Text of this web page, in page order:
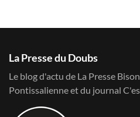
La Presse du Doubs
Le blog d'actu de La Presse
Pontissalienne et du journal